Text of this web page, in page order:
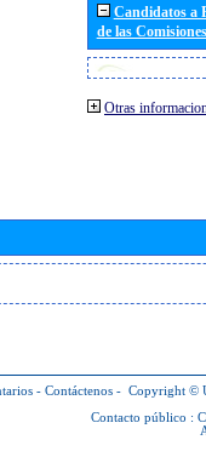
Candidatos a
de las
Otras
- Contáctenos - Copyright ©
Contacto público :